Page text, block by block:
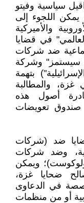
سياسية وفيتو
يمكن اللجوء إلى
والأميركية
في قضايا
ضد شركات
سيستمز" وشركة
بتهمة
والمطالبة
أصول هذه
صندوق تعويضات
ضد (شركات
وضد شركات
ويمكن
ضحايا غزة،
في الدعاوى
أو من منظمات